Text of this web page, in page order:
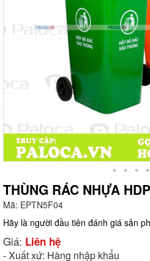
THÙNG RÁC NHỰA
Mã: EPTN5F04
Hãy là người đầu tiên đánh giá sản
Giá: Liên hệ
- Xuất xứ: Hàng nhập khẩu